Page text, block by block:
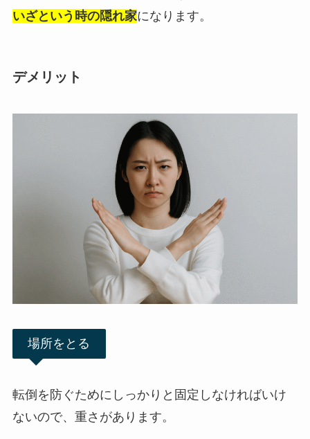
いざという時の隠れ家になります。
デメリット
場所をとる
転倒を防ぐためにしっかりと固定しなければいけ
ないので、重さがあります。